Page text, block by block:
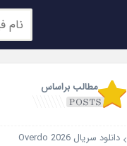
مطالب براساس
دانلود سریال Overdo 2026